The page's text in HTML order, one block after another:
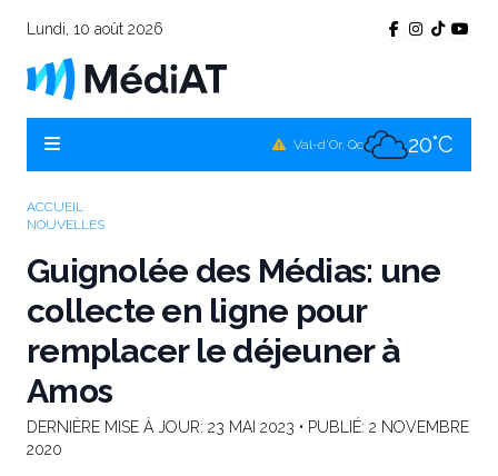
Lundi, 10 août 2026
Val-d'Or, Qc 20°C
ACCUEIL
NOUVELLES
Guignolée des Médias: une
collecte en ligne pour
remplacer le déjeuner à
Amos
DERNIÈRE MISE À JOUR: 23 MAI 2023 • PUBLIÉ: 2 NOVEMBRE
2020